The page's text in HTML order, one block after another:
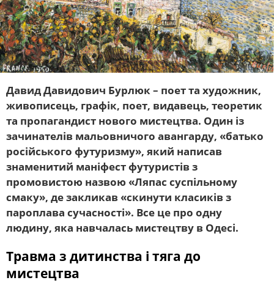
Давид Давидович Бурлюк – поет та художник,
живописець, графік, поет, видавець, теоретик
та пропагандист нового мистецтва. Один із
зачинателів мальовничого авангарду, «батько
російського футуризму», який написав
знаменитий маніфест футуристів з
промовистою назвою «Ляпас суспільному
смаку», де закликав «скинути класиків з
пароплава сучасності». Все це про одну
людину, яка навчалась мистецтву в Одесі.
Травма з дитинства і тяга до
мистецтва